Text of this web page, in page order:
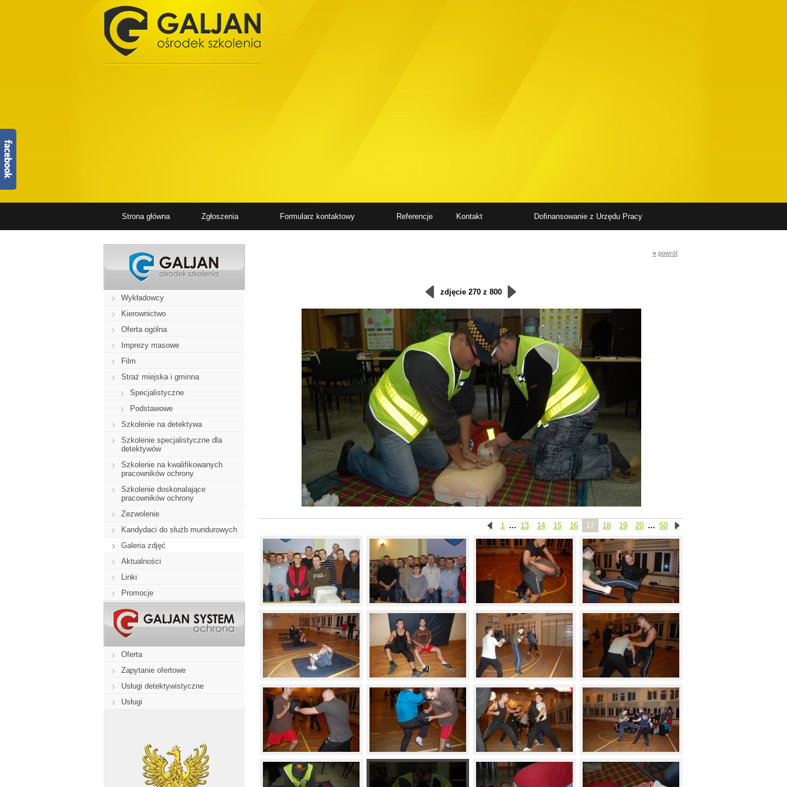
Strona główna Zgłoszenia Formularz kontaktowy Referencje Kontakt Dofinansowanie z Urzędu Pracy
« powrót
zdjęcie 270 z 800
1 … 13 14 15 16 17 18 19 20 … 50
Wykładowcy
Kierownictwo
Oferta ogólna
Imprezy masowe
Film
Straż miejska i gminna
Specjalistyczne
Podstawowe
Szkolenie na detektywa
Szkolenie specjalistyczne dla
detektywów
Szkolenie na kwalifikowanych
pracowników ochrony
Szkolenie doskonalające
pracowników ochrony
Zezwolenie
Kandydaci do służb mundurowych
Galeria zdjęć
Aktualności
Linki
Promocje
Oferta
Zapytanie ofertowe
Usługi detektywistyczne
Usługi